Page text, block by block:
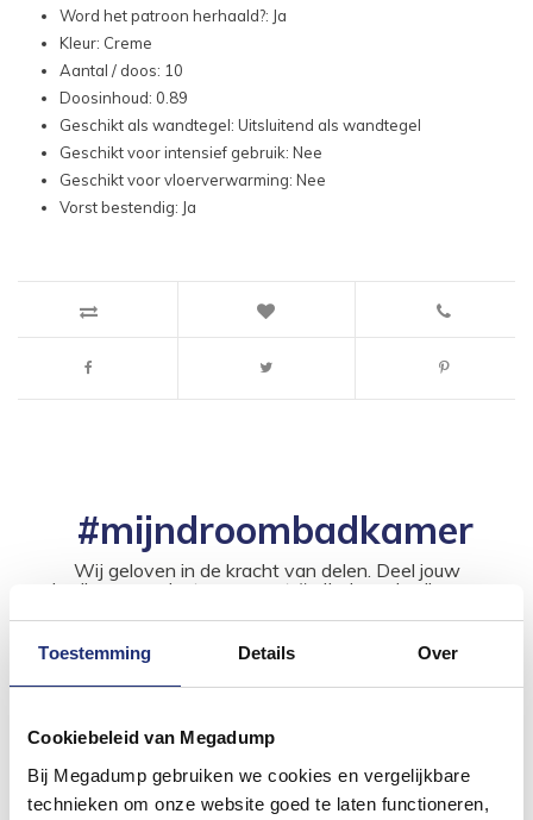
Toestemming Details Over
Cookiebeleid van Megadump
Bij Megadump gebruiken we cookies en vergelijkbare
technieken om onze website goed te laten functioneren,
Word het patroon herhaald?: Ja
Kleur: Creme
Aantal / doos: 10
Doosinhoud: 0.89
Geschikt als wandtegel: Uitsluitend als wandtegel
Geschikt voor intensief gebruik: Nee
Geschikt voor vloerverwarming: Nee
Vorst bestendig: Ja
#mijndroombadkamer
Wij geloven in de kracht van delen. Deel jouw
badkamer op Instagram met #mijndroombadkamer
inspirerende omgeving vol met unieke
badkamerstijlen. Doe je mee?